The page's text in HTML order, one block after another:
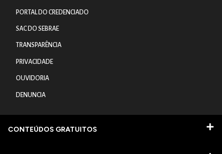
PORTAL DO CREDENCIADO
SAC DO SEBRAE
TRANSPARÊNCIA
PRIVACIDADE
OUVIDORIA
DENUNCIA
CONTEÚDOS GRATUITOS